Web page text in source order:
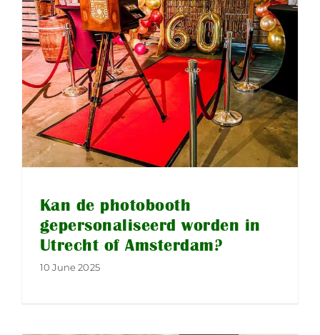
Kan de photobooth
gepersonaliseerd worden in
Utrecht of Amsterdam?
10 June 2025